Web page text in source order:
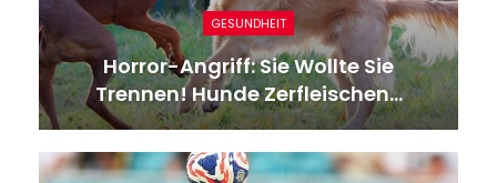
GESUNDHEIT
Horror-Angriff: Sie Wollte Sie
Trennen! Hunde Zerfleischen…